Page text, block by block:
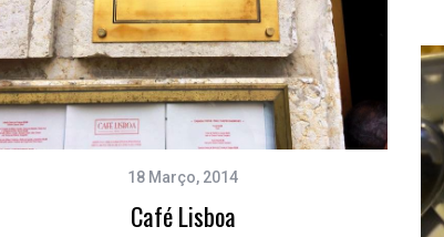
18 Março, 2014
Café Lisboa